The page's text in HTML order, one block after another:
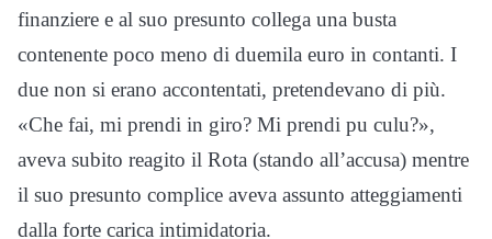
finanziere e al suo presunto collega una busta
contenente poco meno di duemila euro in contanti. I
due non si erano accontentati, pretendevano di più.
«Che fai, mi prendi in giro? Mi prendi pu culu?»,
aveva subito reagito il Rota (stando all’accusa) mentre
il suo presunto complice aveva assunto atteggiamenti
dalla forte carica intimidatoria.